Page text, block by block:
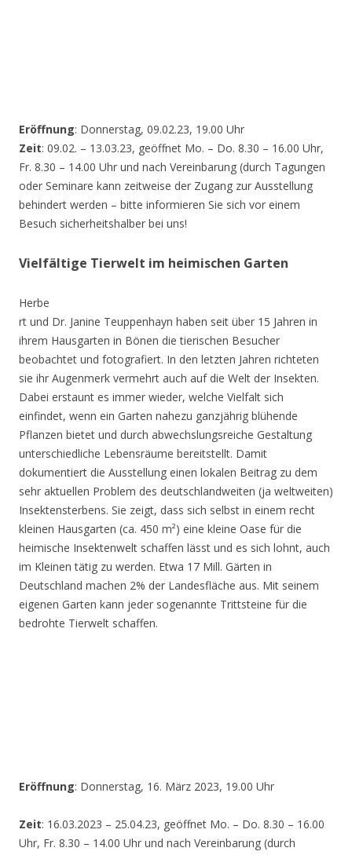
Eröffnung: Donnerstag, 09.02.23, 19.00 Uhr
Zeit: 09.02. – 13.03.23, geöffnet Mo. – Do. 8.30 – 16.00 Uhr,
Fr. 8.30 – 14.00 Uhr und nach Vereinbarung (durch Tagungen
oder Seminare kann zeitweise der Zugang zur Ausstellung
behindert werden – bitte informieren Sie sich vor einem
Besuch sicherheitshalber bei uns!
Vielfältige Tierwelt im heimischen Garten
Herbe
rt und Dr. Janine Teuppenhayn haben seit über 15 Jahren in
ihrem Hausgarten in Bönen die tierischen Besucher
beobachtet und fotografiert. In den letzten Jahren richteten
sie ihr Augenmerk vermehrt auch auf die Welt der Insekten.
Dabei erstaunt es immer wieder, welche Vielfalt sich
einfindet, wenn ein Garten nahezu ganzjährig blühende
Pflanzen bietet und durch abwechslungsreiche Gestaltung
unterschiedliche Lebensräume bereitstellt. Damit
dokumentiert die Ausstellung einen lokalen Beitrag zu dem
sehr aktuellen Problem des deutschlandweiten (ja weltweiten)
Insektensterbens. Sie zeigt, dass sich selbst in einem recht
kleinen Hausgarten (ca. 450 m²) eine kleine Oase für die
heimische Insektenwelt schaffen lässt und es sich lohnt, auch
im Kleinen tätig zu werden. Etwa 17 Mill. Gärten in
Deutschland machen 2% der Landesfläche aus. Mit seinem
eigenen Garten kann jeder sogenannte Trittsteine für die
bedrohte Tierwelt schaffen.
Eröffnung: Donnerstag, 16. März 2023, 19.00 Uhr
Zeit: 16.03.2023 – 25.04.23, geöffnet Mo. – Do. 8.30 – 16.00
Uhr, Fr. 8.30 – 14.00 Uhr und nach Vereinbarung (durch